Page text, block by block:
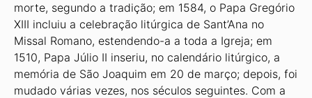
morte, segundo a tradição; em 1584, o Papa Gregório
XIII incluiu a celebração litúrgica de Sant’Ana no
Missal Romano, estendendo-a a toda a Igreja; em
1510, Papa Júlio II inseriu, no calendário litúrgico, a
memória de São Joaquim em 20 de março; depois, foi
mudado várias vezes, nos séculos seguintes. Com a